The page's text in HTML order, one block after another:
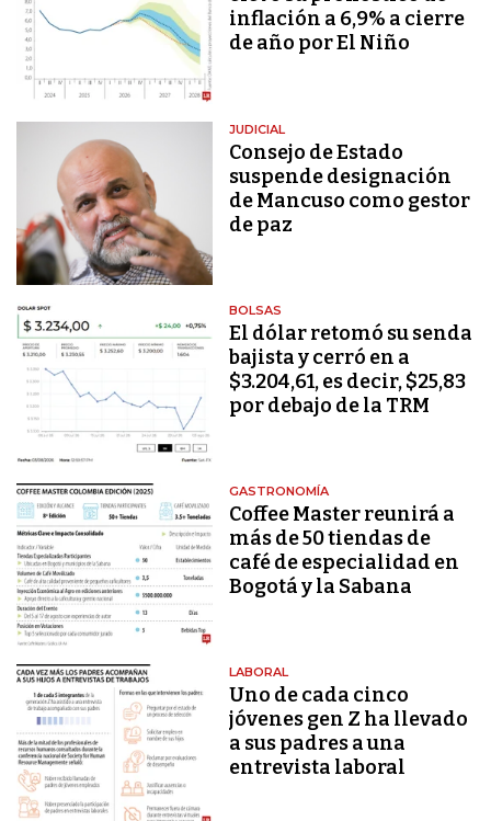
inflación a 6,9% a cierre
de año por El Niño
JUDICIAL
Consejo de Estado
suspende designación
de Mancuso como gestor
de paz
BOLSAS
El dólar retomó su senda
bajista y cerró en a
$3.204,61, es decir, $25,83
por debajo de la TRM
GASTRONOMÍA
Coffee Master reunirá a
más de 50 tiendas de
café de especialidad en
Bogotá y la Sabana
LABORAL
Uno de cada cinco
jóvenes gen Z ha llevado
a sus padres a una
entrevista laboral